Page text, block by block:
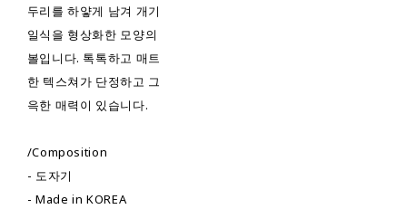
두리를 하얗게 남겨 개기
일식을 형상화한 모양의
볼입니다. 톡톡하고 매트
한 텍스쳐가 단정하고 그
윽한 매력이 있습니다.
/Composition
- 도자기
- Made in KOREA